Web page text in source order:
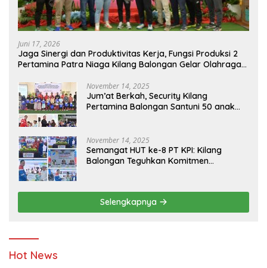
Juni 17, 2026
Jaga Sinergi dan Produktivitas Kerja, Fungsi Produksi 2
Pertamina Patra Niaga Kilang Balongan Gelar Olahraga
November 14, 2025
Jum’at Berkah, Security Kilang
Pertamina Balongan Santuni 50 anak
November 14, 2025
Semangat HUT ke-8 PT KPI: Kilang
Balongan Teguhkan Komitmen
Pendidikan
Selengkapnya
Hot News